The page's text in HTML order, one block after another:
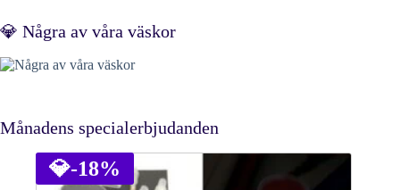
💎 Några av våra väskor
Månadens specialerbjudanden
💎-18%